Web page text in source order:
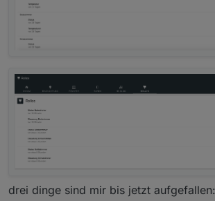
drei dinge sind mir bis jetzt aufgefallen: